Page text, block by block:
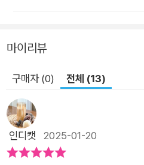
리의 지구가 얼마나 큰 영향을 받
양한 지식과 정보를 얻을 수 있어
렁탕이라는 사실, 전기차를 타는
자와 젤리에도 소고기가 들어간
깃털 없는 닭의 품종 개량 이야기,
어 먹을 수 있는 인공육의 가능성
요. 제대로 알면 왜 지구를 위해 ‘
할 수 있고, 나와 지구를 위해 쉽고
마이리뷰
구매자 (0) 전체 (13)
인디캣 2025-01-20